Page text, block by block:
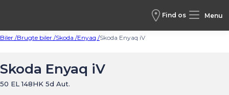
Find os Menu
Biler /Brugte biler /Skoda /Enyaq /Skoda Enyaq iV
Skoda Enyaq iV
50 EL 148HK 5d Aut.